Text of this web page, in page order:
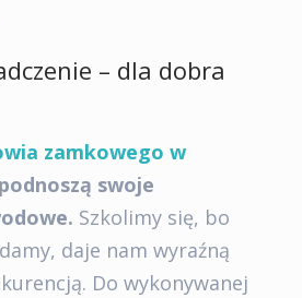
– dla dobra
zamkowego w
swoje
Szkolimy się, bo
daje nam wyraźną
Do wykonywanej